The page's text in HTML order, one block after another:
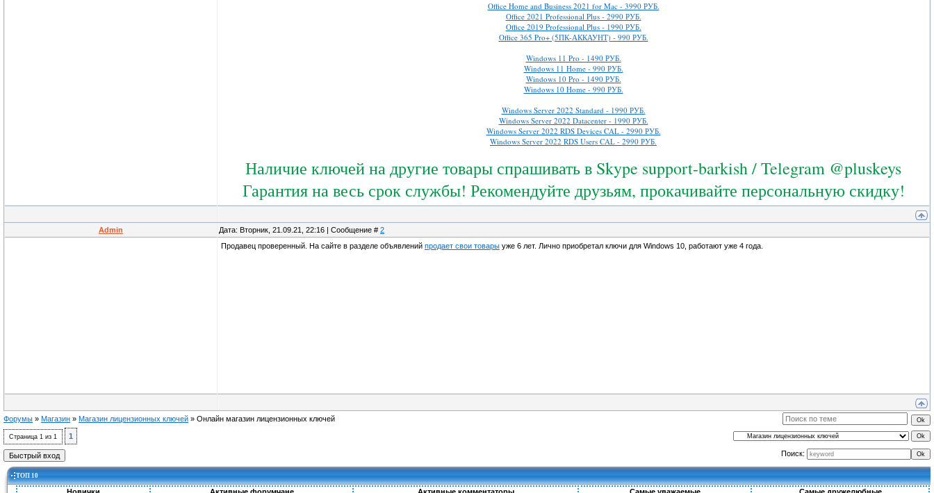
Office Home and Business 2021 for Mac - 3990 РУБ.
Office 2021 Professional Plus - 2990 РУБ.
Office 2019 Professional Plus - 1990 РУБ.
Office 365 Pro+ (5ПК-АККАУНТ) - 990 РУБ.
Windows 11 Pro - 1490 РУБ.
Windows 11 Home - 990 РУБ.
Windows 10 Pro - 1490 РУБ.
Windows 10 Home - 990 РУБ.
Windows Server 2022 Standard - 1990 РУБ.
Windows Server 2022 Datacenter - 1990 РУБ.
Windows Server 2022 RDS Devices CAL - 2990 РУБ.
Windows Server 2022 RDS Users CAL - 2990 РУБ.
Наличие ключей на другие товары спрашивать в Skype support-barkish / Telegram @pluskeys
Гарантия на весь срок службы! Рекомендуйте друзьям, прокачивайте персональную скидку!
Admin Дата: Вторник, 21.09.21, 22:16 | Сообщение # 2
Продавец проверенный. На сайте в разделе объявлений продает свои товары уже 6 лет. Лично приобретал ключи для Windows 10, работают уже 4 года.
Форумы » Магазин » Магазин лицензионных ключей » Онлайн магазин лицензионных ключей
Страница 1 из 1 1
Поиск:
ТОП 10